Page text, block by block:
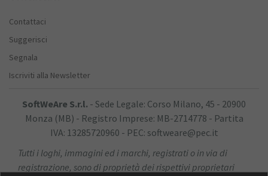
Contattaci
Suggerisci
Segnala
Iscriviti alla Newsletter
SoftWeAre S.r.l. - Sede Legale: Corso Milano, 45 - 20900
Monza (MB) - Registro Imprese: MB-2714778 - Partita
IVA: 13285720960 - PEC: softweare@pec.it
Tutti i loghi, immagini ed i marchi, registrati o in via di
registrazione, sono di proprietà dei rispettivi proprietari